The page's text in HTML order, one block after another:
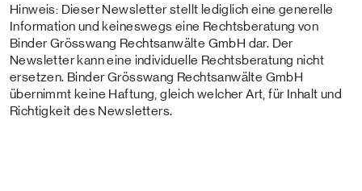
Hinweis: Dieser Newsletter stellt lediglich eine generelle
Information und keineswegs eine Rechtsberatung von
Binder Grösswang Rechtsanwälte GmbH dar. Der
Newsletter kann eine individuelle Rechtsberatung nicht
ersetzen. Binder Grösswang Rechtsanwälte GmbH
übernimmt keine Haftung, gleich welcher Art, für Inhalt und
Richtigkeit des Newsletters.